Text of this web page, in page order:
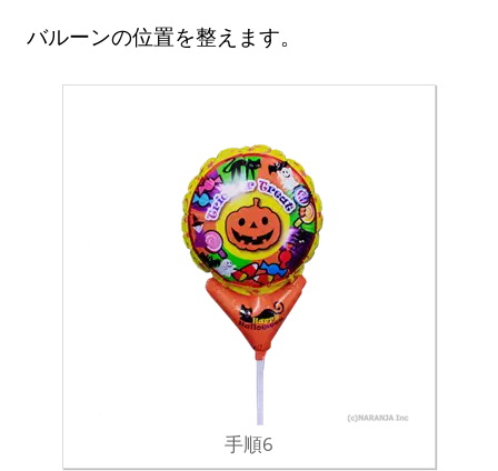
バルーンの位置を整えます。
手順6